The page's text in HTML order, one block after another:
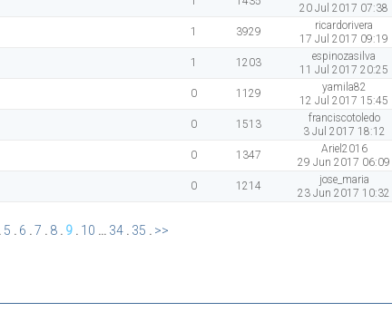
20 Jul 2017 07:38
1 3929
ricardorivera
17 Jul 2017 09:19
1 1203
espinozasilva
11 Jul 2017 20:25
0 1129
yamila82
12 Jul 2017 15:45
0 1513
franciscotoledo
3 Jul 2017 18:12
0 1347
Ariel2016
29 Jun 2017 06:09
0 1214
jose_maria
23 Jun 2017 10:32
5 . 6 . 7 . 8. 9. 10 ... 34. 35 . >>